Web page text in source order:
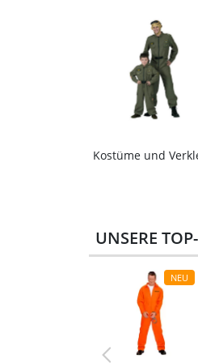
Kostüme und
UNSERE
NEU